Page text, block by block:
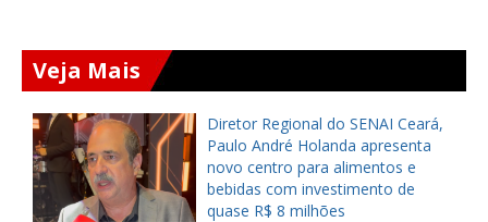
Veja Mais
Diretor Regional do SENAI Ceará,
Paulo André Holanda apresenta
novo centro para alimentos e
bebidas com investimento de
quase R$ 8 milhões